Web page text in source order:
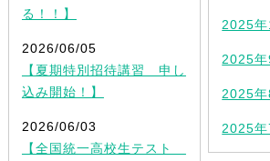
る！！】
2026/06/05
【夏期特別招待講習 申し
込み開始！】
2026/06/03
【全国統一高校生テスト
2025年
2025年
2025年
2025年